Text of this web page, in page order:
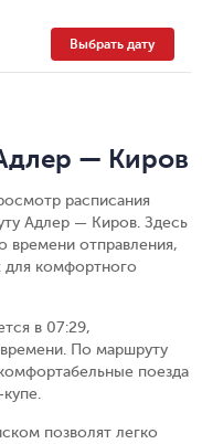
Выбрать дату
— Киров
расписания
Адлер — Киров. Здесь
времени отправления,
для комфортного
в 07:29,
По маршруту
поезда
позволят легко